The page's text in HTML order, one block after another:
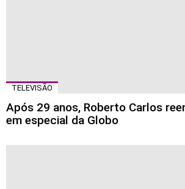
TELEVISÃO
Após 29 anos, Roberto Carlos
em especial da Globo